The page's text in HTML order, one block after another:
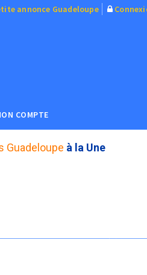
annonce Guadeloupe
COMPTE
Guadeloupe à la Une